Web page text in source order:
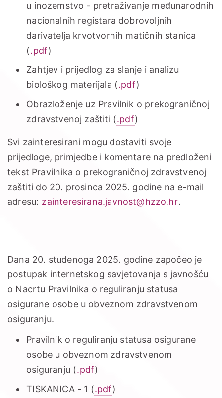
u inozemstvo - pretraživanje međunarodnih
nacionalnih registara dobrovoljnih
darivatelja krvotvornih matičnih stanica
(.pdf)
Zahtjev i prijedlog za slanje i analizu
biološkog materijala (.pdf)
Obrazloženje uz Pravilnik o prekograničnoj
zdravstvenoj zaštiti (.pdf)
Svi zainteresirani mogu dostaviti svoje
prijedloge, primjedbe i komentare na predloženi
tekst Pravilnika o prekograničnoj zdravstvenoj
zaštiti do 20. prosinca 2025. godine na e-mail
adresu: zainteresirana.javnost@hzzo.hr.
Dana 20. studenoga 2025. godine započeo je
postupak internetskog savjetovanja s javnošću
o Nacrtu Pravilnika o reguliranju statusa
osigurane osobe u obveznom zdravstvenom
osiguranju.
Pravilnik o reguliranju statusa osigurane
osobe u obveznom zdravstvenom
osiguranju (.pdf)
TISKANICA - 1 (.pdf)